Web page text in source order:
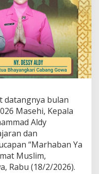
datangnya bulan
Masehi, Kepala
Aldy
dan
“Marhaban Ya
Muslim,
Rabu (18/2/2026).